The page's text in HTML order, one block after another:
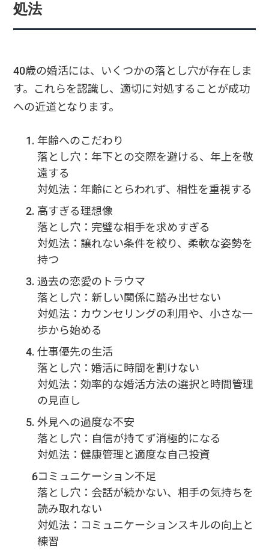
処法
40歳の婚活には、いくつかの落とし穴が存在しま
す。これらを認識し、適切に対処することが成功
への近道となります。
年齢へのこだわり
落とし穴：年下との交際を避ける、年上を敬
遠する
対処法：年齢にとらわれず、相性を重視する
高すぎる理想像
落とし穴：完璧な相手を求めすぎる
対処法：譲れない条件を絞り、柔軟な姿勢を
持つ
過去の恋愛のトラウマ
落とし穴：新しい関係に踏み出せない
対処法：カウンセリングの利用や、小さな一
歩から始める
仕事優先の生活
落とし穴：婚活に時間を割けない
対処法：効率的な婚活方法の選択と時間管理
の見直し
外見への過度な不安
落とし穴：自信が持てず消極的になる
対処法：健康管理と適度な自己投資
コミュニケーション不足
落とし穴：会話が続かない、相手の気持ちを
読み取れない
対処法：コミュニケーションスキルの向上と
練習